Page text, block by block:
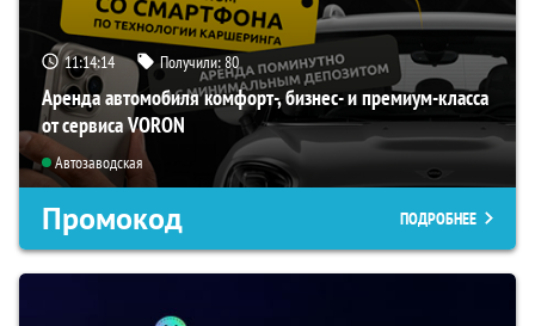
11:14:13 Получили:80
Аренда автомобиля комфорт-, бизнес- и премиум-класса
от сервиса VORON
Автозаводская
Промокод ПОДРОБНЕЕ